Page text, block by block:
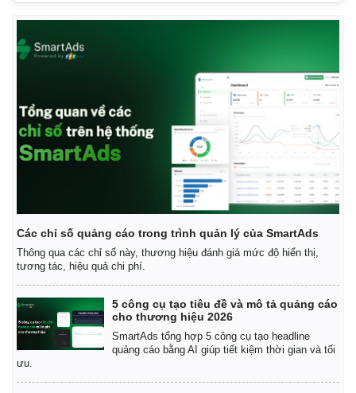
Các chỉ số quảng cáo trong trình quản lý của SmartAds
Thông qua các chỉ số này, thương hiệu đánh giá mức độ hiển thị,
tương tác, hiệu quả chi phí.
5 công cụ tạo tiêu đề và mô tả quảng cáo
cho thương hiệu 2026
SmartAds tổng hợp 5 công cụ tạo headline
quảng cáo bằng AI giúp tiết kiệm thời gian và tối
ưu.